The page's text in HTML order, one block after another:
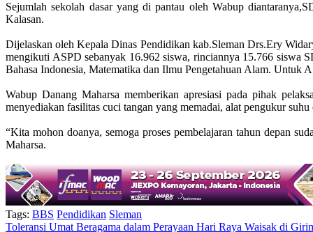
Sejumlah sekolah dasar yang di pantau oleh Wabup
Kalasan.
Dijelaskan oleh Kepala Dinas Pendidikan kab.Sleman Drs.Ery
mengikuti ASPD sebanyak 16.962 siswa, rinciannya 15.766 siswa
Bahasa Indonesia, Matematika dan Ilmu Pengetahuan Alam. Untuk
Wabup Danang Maharsa memberikan apresiasi pada pihak
menyediakan fasilitas cuci tangan yang memadai, alat pengukur
“Kita mohon doanya, semoga proses pembelajaran tahun depan
Maharsa.
Tags: BBS Pendidikan Sleman
Toleransi Umat Beragama dalam Perayaan Hari Raya Waisak di